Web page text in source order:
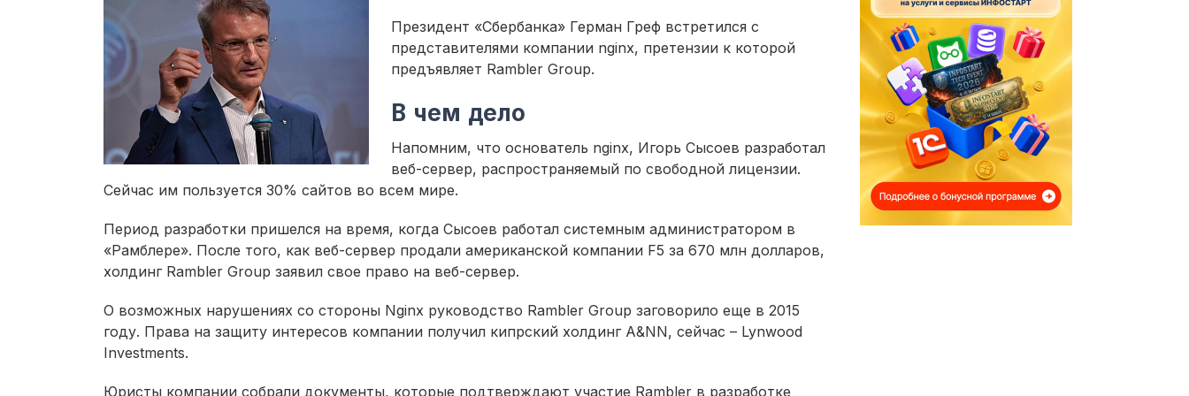
Президент «Сбербанка» Герман Греф встретился с
представителями компании nginx, претензии к которой
предъявляет Rambler Group.
В чем дело
Напомним, что основатель nginx, Игорь Сысоев разработал
веб-сервер, распространяемый по свободной лицензии.
Сейчас им пользуется 30% сайтов во всем мире.
Период разработки пришелся на время, когда Сысоев работал системным администратором в
«Рамблере». После того, как веб-сервер продали американской компании F5 за 670 млн долларов,
холдинг Rambler Group заявил свое право на веб-сервер.
О возможных нарушениях со стороны Nginx руководство Rambler Group заговорило еще в 2015
году. Права на защиту интересов компании получил кипрский холдинг A&NN, сейчас – Lynwood
Investments.
Юристы компании собрали документы, которые подтверждают участие Rambler в разработке